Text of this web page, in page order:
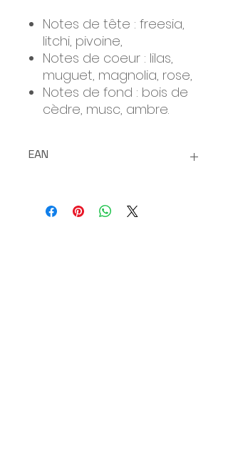
Notes de tête : freesia,
litchi, pivoine,
Notes de coeur : lilas,
muguet, magnolia, rose,
Notes de fond : bois de
cèdre, musc, ambre.
EAN